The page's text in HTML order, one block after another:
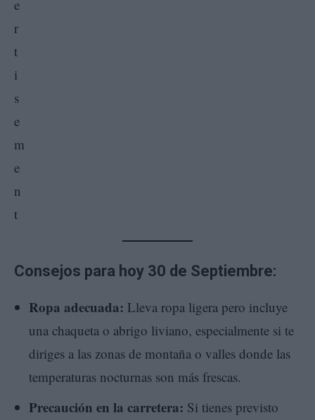
Consejos para hoy 30 de Septiembre:
Ropa adecuada: Lleva ropa ligera pero incluye
una chaqueta o abrigo liviano, especialmente si te
diriges a las zonas de montaña o valles donde las
temperaturas nocturnas son más frescas.
Precaución en la carretera: Si tienes previsto